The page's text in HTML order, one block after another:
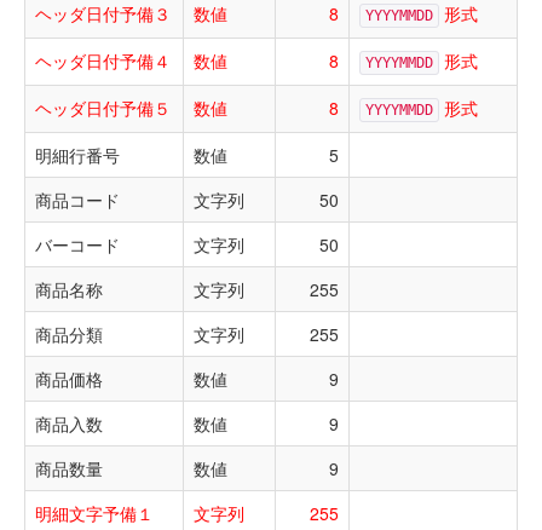
ヘッダ日付予備３
数値 8 YYYYMMDD
形式
ヘッダ日付予備４
数値 8 YYYYMMDD
形式
ヘッダ日付予備５
数値 8 YYYYMMDD
形式
明細行番号
数値
5
商品コード
文字列
50
バーコード
文字列
50
商品名称
文字列
255
商品分類
文字列
255
商品価格
数値
9
商品入数
数値
9
商品数量
数値
9
明細文字予備１
文字列
255